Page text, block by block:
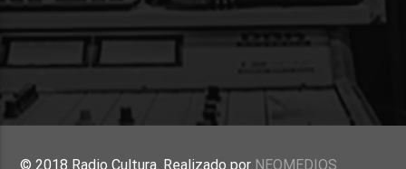
© 2018 Radio Cultura. Realizado por NEOMEDIOS